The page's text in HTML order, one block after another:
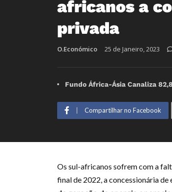
africanos a
privada
O.Económico 25 de Janeiro, 2023
Fundo África-Ásia Canaliza
Compartilhar no Facebook
Os sul-africanos sofrem com a
final de 2022, a concessionária